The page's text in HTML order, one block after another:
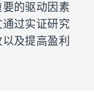
的驱动因素
过实证研究
及提高盈利